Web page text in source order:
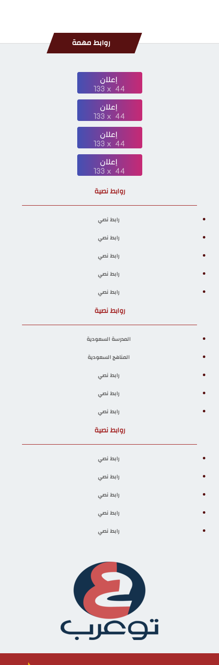
روابط مهمة
روابط نصية
رابط نصي
رابط نصي
رابط نصي
رابط نصي
رابط نصي
روابط نصية
المدرسة السعودية
المناهج السعودية
رابط نصي
رابط نصي
رابط نصي
روابط نصية
رابط نصي
رابط نصي
رابط نصي
رابط نصي
رابط نصي